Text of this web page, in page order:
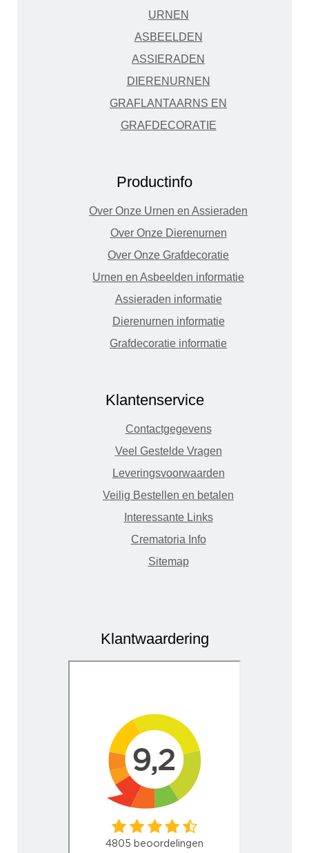
URNEN
ASBEELDEN
ASSIERADEN
DIERENURNEN
GRAFLANTAARNS EN
GRAFDECORATIE
Productinfo
Over Onze Urnen en Assieraden
Over Onze Dierenurnen
Over Onze Grafdecoratie
Urnen en Asbeelden informatie
Assieraden informatie
Dierenurnen informatie
Grafdecoratie informatie
Klantenservice
Contactgegevens
Veel Gestelde Vragen
Leveringsvoorwaarden
Veilig Bestellen en betalen
Interessante Links
Crematoria Info
Sitemap
Klantwaardering